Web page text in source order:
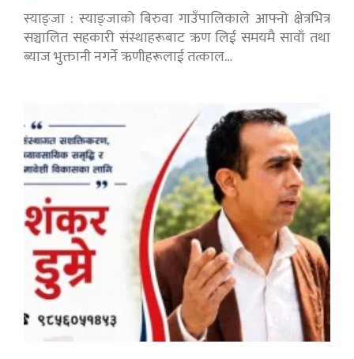
स्याङ्जा : स्याङ्जाको बिरुवा गाउँपालिकाले आफ्नो क्षेत्रभित्र
सञ्चालित सहकारी संस्थाहरूबाट ऋण लिई समयमै सावाँ तथा
ब्याज भुक्तानी नगर्ने ऋणीहरूलाई तत्काल…